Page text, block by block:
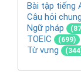
Bài tập tiếng
Câu hỏi chung
Ngữ pháp
TOEIC (699)
Từ vựng